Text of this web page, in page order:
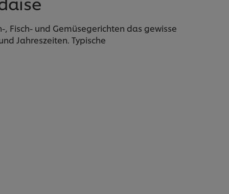
Fisch- und Gemüsegerichten das gewisse
Jahreszeiten. Typische